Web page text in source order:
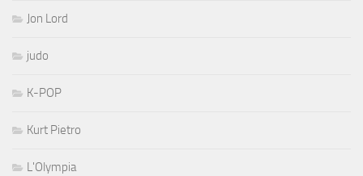
Jon Lord
judo
K-POP
Kurt Pietro
L'Olympia